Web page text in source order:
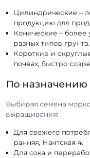
Цилиндрические –
продукцию для
Конические – более
разных типов грунта.
Короткие и
почвах, быстро
По назначению
Выбирая семена
выращивания:
Для свежего
ранняя, Нантская 4.
Для сока и